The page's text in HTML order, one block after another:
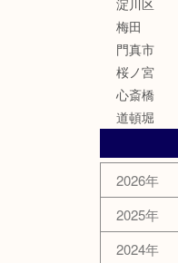
梅田
門真市
桜ノ宮
心斎橋
道頓堀
2026年
2025年
2024年